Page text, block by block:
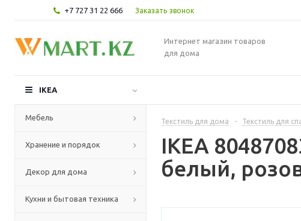
+7 727 31 22 666 Заказать звонок
Интернет магазин товаров
для дома
IKEA
Мебель
Хранение и порядок
Декор для дома
Кухни и бытовая техника
Текстиль для дома - Текстиль для
IKEA
белый,